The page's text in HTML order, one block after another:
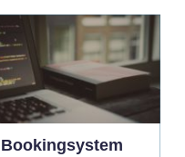
Bookingsystem